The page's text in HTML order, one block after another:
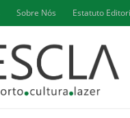
Sobre Nós Estatuto